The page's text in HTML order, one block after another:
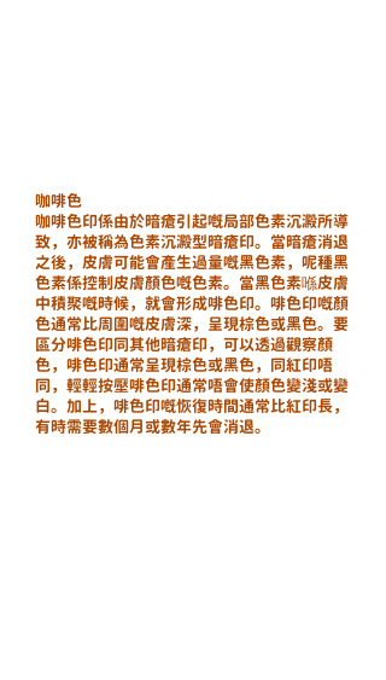
咖啡色
咖啡色印係由於暗瘡引起嘅局部色素沉澱所導
致，亦被稱為色素沉澱型暗瘡印。當暗瘡消退
之後，皮膚可能會產生過量嘅黑色素，呢種黑
色素係控制皮膚顏色嘅色素。當黑色素喺皮膚
中積聚嘅時候，就會形成啡色印。啡色印嘅顏
色通常比周圍嘅皮膚深，呈現棕色或黑色。要
區分啡色印同其他暗瘡印，可以透過觀察顏
色，啡色印通常呈現棕色或黑色，同紅印唔
同，輕輕按壓啡色印通常唔會使顏色變淺或變
白。加上，啡色印嘅恢復時間通常比紅印長，
有時需要數個月或數年先會消退。